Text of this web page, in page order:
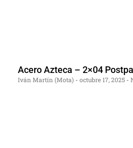
Acero Azteca – 2×04
Iván Martín (Mota) octubre 17, 2025